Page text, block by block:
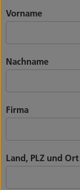
Vorname
Nachname
Firma
Land, PLZ und Ort